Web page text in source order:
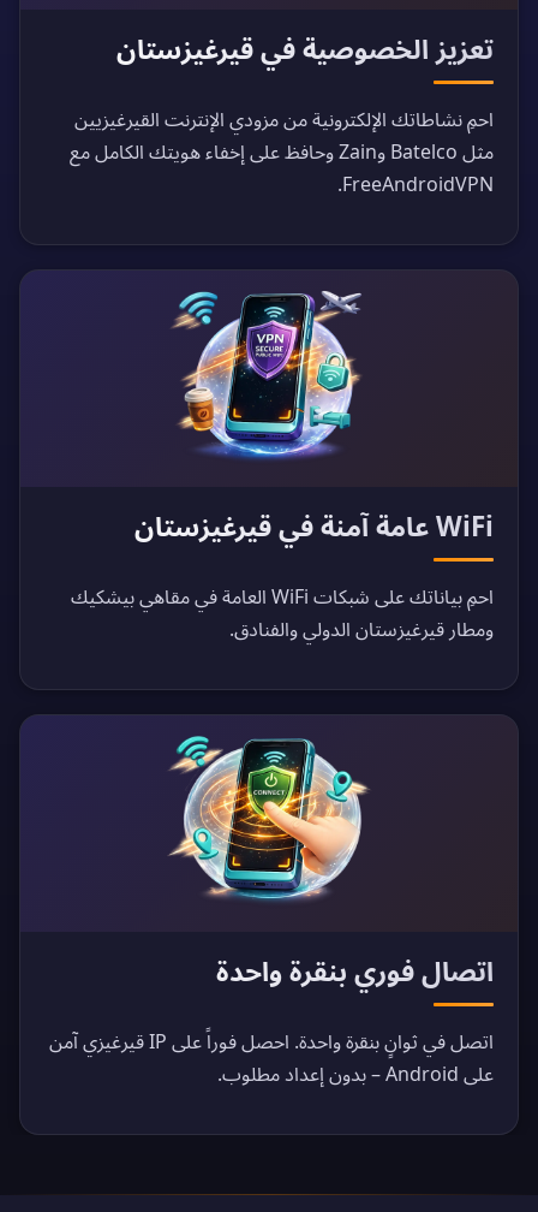
تعزيز الخصوصية في قيرغيزستان
احمِ نشاطاتك الإلكترونية من مزودي الإنترنت القيرغيزيين
مثل Batelco وZain وحافظ على إخفاء هويتك الكامل مع
FreeAndroidVPN.
WiFi عامة آمنة في قيرغيزستان
احمِ بياناتك على شبكات WiFi العامة في مقاهي بيشكيك
ومطار قيرغيزستان الدولي والفنادق.
اتصال فوري بنقرة واحدة
اتصل في ثوانٍ بنقرة واحدة. احصل فوراً على IP قيرغيزي آمن
على Android – بدون إعداد مطلوب.